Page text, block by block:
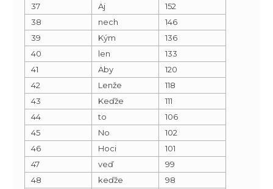
37
Aj
152
38
nech
146
39
Kým
136
40
len
133
41
Aby
120
42
Lenže
118
43
Keďže
111
44
to
106
45
No
102
46
Hoci
101
47
veď
99
48
keďže
98